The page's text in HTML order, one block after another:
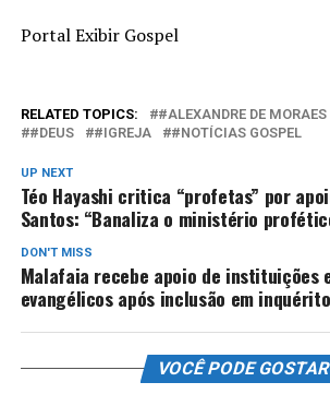
Portal Exibir Gospel
RELATED TOPICS: #ALEXANDRE DE MORAES
#DEUS
#IGREJA #NOTÍCIAS GOSPEL
UP NEXT
Téo Hayashi critica “profetas” por
Santos: “Banaliza o ministério
DON'T MISS
Malafaia recebe apoio de instituições
evangélicos após inclusão em inquérito
VOCÊ PODE GOSTAR